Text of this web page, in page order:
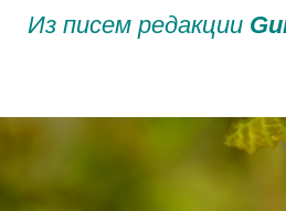
Из писем редакции